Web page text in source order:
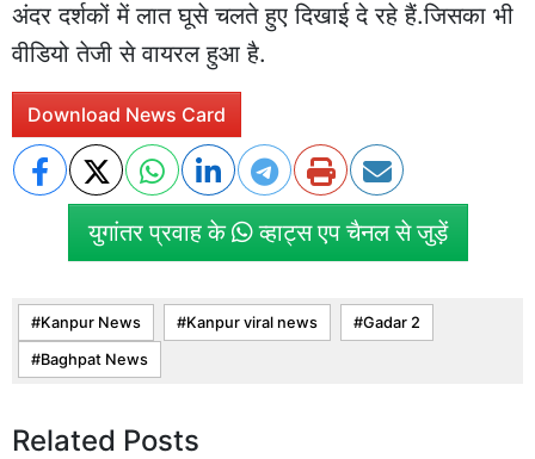
अंदर दर्शकों में लात घूसे चलते हुए दिखाई दे रहे हैं.जिसका भी
वीडियो तेजी से वायरल हुआ है.
Download News Card
युगांतर प्रवाह के व्हाट्स एप चैनल से जुड़ें
Kanpur News Kanpur viral news Gadar 2
Baghpat News
Related Posts